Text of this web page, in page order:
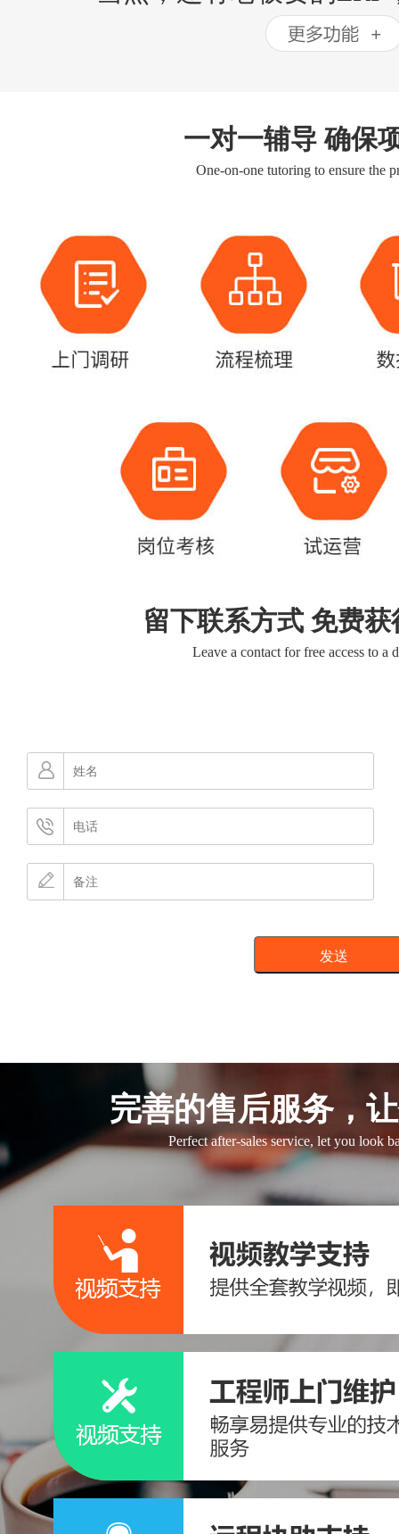
一对一辅导 确保
One-on-one tutoring to ensure the
留下联系方式 免费
Leave a contact for free access to a
完善的售后服务，
Perfect after-sales service, let you look